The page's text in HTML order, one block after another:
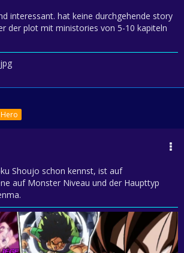
interessant. hat keine durchgehende story
der plot mit ministories von 5-10 kapiteln
Shoujo schon kennst, ist auf
auf Monster Niveau und der Haupttyp